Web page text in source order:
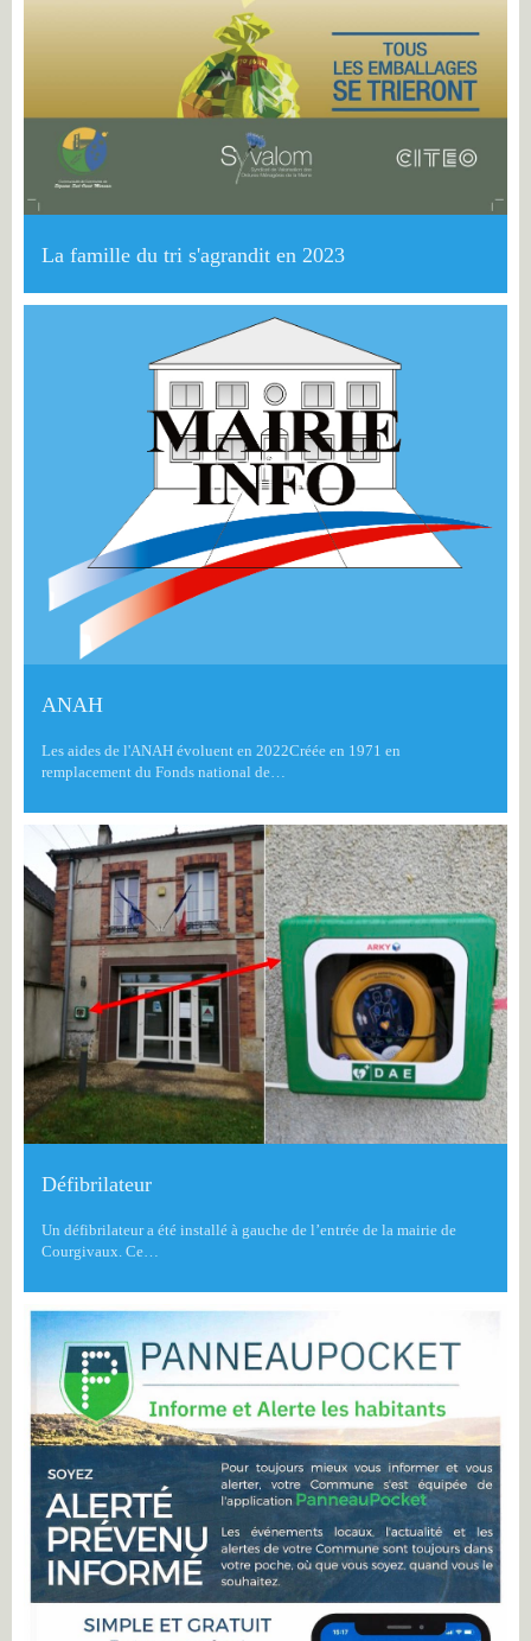
La famille du tri s'agrandit en 2023
ANAH
Les aides de l'ANAH évoluent en 2022Créée en 1971 en
remplacement du Fonds national de…
Défibrilateur
Un défibrilateur a été installé à gauche de l’entrée de la mairie de
Courgivaux. Ce…